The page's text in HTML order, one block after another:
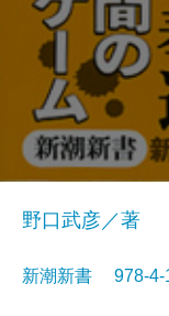
野口武彦／著
新潮新書 978-